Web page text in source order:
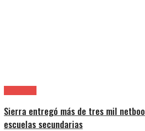
Sierra entregó más de tres mil
escuelas secundarias